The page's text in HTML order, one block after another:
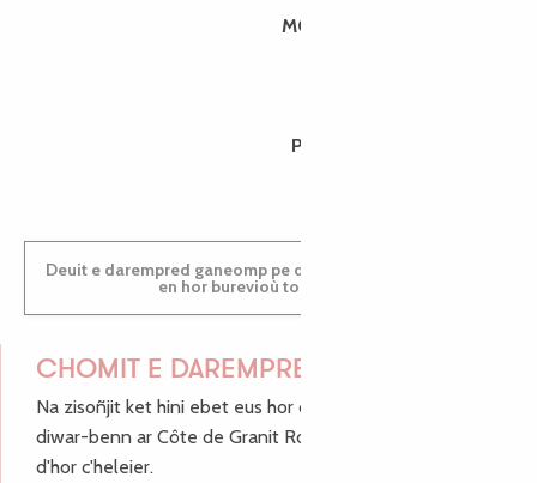
MORGANE
PAULINE
Deuit e darempred ganeomp pe deuit da welet ac'hanomp
en hor burevioù touristerezh
CHOMIT E DAREMPRED !
Na zisoñjit ket hini ebet eus hor c'hinnigoù mat ha keleier
diwar-benn ar Côte de Granit Rose, enskrivit hoc'h anv
d'hor c'heleier.